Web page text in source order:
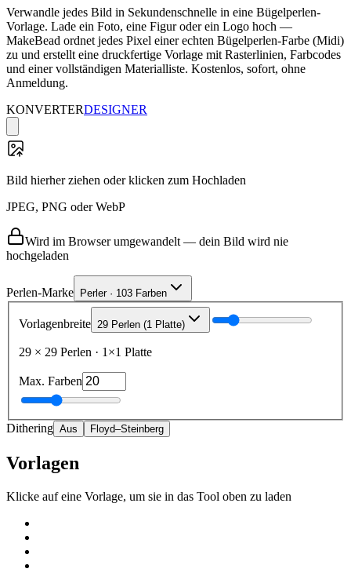
Verwandle jedes Bild in Sekundenschnelle in eine Bügelperlen-
Vorlage. Lade ein Foto, eine Figur oder ein Logo hoch —
MakeBead ordnet jedes Pixel einer echten Bügelperlen-Farbe (Midi)
zu und erstellt eine druckfertige Vorlage mit Rasterlinien, Farbcodes
und einer vollständigen Materialliste. Kostenlos, sofort, ohne
Anmeldung.
KONVERTERDESIGNER
Bild hierher ziehen oder klicken zum Hochladen
JPEG, PNG oder WebP
Wird im Browser umgewandelt — dein Bild wird nie
hochgeladen
Perlen-Marke Perler · 103 Farben
Vorlagenbreite 29 Perlen (1 Platte)
29 × 29 Perlen · 1×1 Platte
Max. Farben
Dithering Aus Floyd–Steinberg
Vorlagen
Klicke auf eine Vorlage, um sie in das Tool oben zu laden